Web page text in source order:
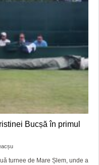
Bucșă în primul
turnee de Mare Șlem, unde a